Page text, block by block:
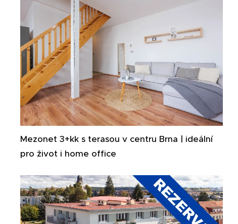
Mezonet 3+kk s terasou v centru Brna | ideální
pro život i home office